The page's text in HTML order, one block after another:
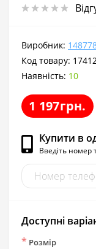
Виробник:
Код товару:
Наявність: 10
1 197грн.
Купити в
Введіть номер
Доступні
* Розмір